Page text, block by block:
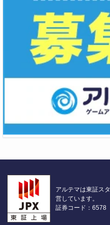
アルテマは東証ス
営しています。
証券コード：6578